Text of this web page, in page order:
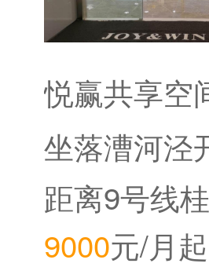
悦赢共享空
坐落漕河泾
中心
距离9号线
米。距离12
9000元/月起